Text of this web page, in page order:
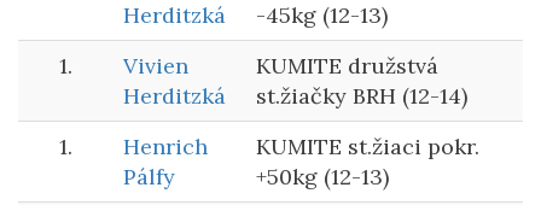
Herditzká
-45kg (12-13)
1.
Vivien
Herditzká
KUMITE družstvá
st.žiačky BRH (12-14)
1.
Henrich
Pálfy
KUMITE st.žiaci pokr.
+50kg (12-13)